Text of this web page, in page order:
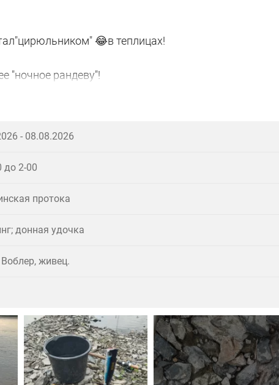
😂в теплицах!
"ночное рандеву"!
целые пласты засохшей тины)🫣
промахнулся и вылетел из воды наверное на
артиллерия (воблера)!
- 08.08.2026
до 2-00
протока
донная удочка
Воблер, живец.